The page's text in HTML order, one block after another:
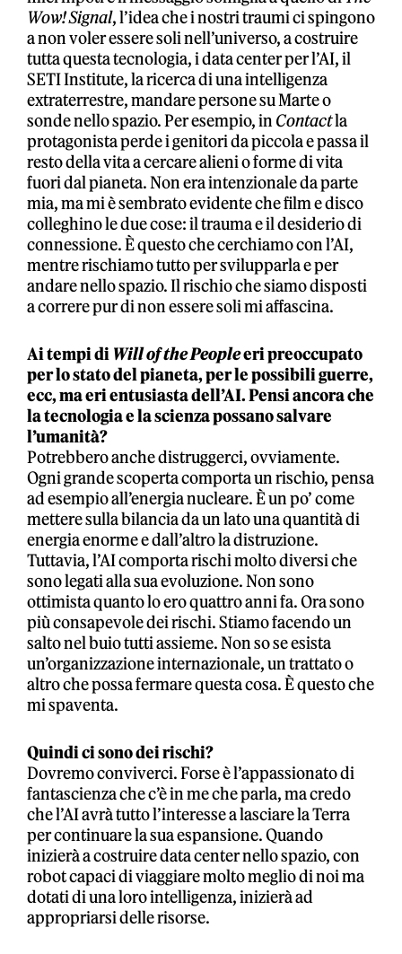
Wow! Signal, l’idea che i nostri traumi ci spingono
a non voler essere soli nell’universo, a costruire
tutta questa tecnologia, i data center per l’AI, il
SETI Institute, la ricerca di una intelligenza
extraterrestre, mandare persone su Marte o
sonde nello spazio. Per esempio, in Contactla
protagonista perde i genitori da piccola e passa il
resto della vita a cercare alieni o forme di vita
fuori dal pianeta. Non era intenzionale da parte
mia, ma mi è sembrato evidente che film e disco
colleghino le due cose: il trauma e il desiderio di
connessione. È questo che cerchiamo con l’AI,
mentre rischiamo tutto per svilupparla e per
andare nello spazio. Il rischio che siamo disposti
a correre pur di non essere soli mi affascina.
Ai tempi di Will of the Peopleeri preoccupato
per lo stato del pianeta, per le possibili guerre,
ecc, ma eri entusiasta dell’AI. Pensi ancora che
la tecnologia e la scienza possano salvare
l’umanità?
Potrebbero anche distruggerci, ovviamente.
Ogni grande scoperta comporta un rischio, pensa
ad esempio all’energia nucleare. È un po’ come
mettere sulla bilancia da un lato una quantità di
energia enorme e dall’altro la distruzione.
Tuttavia, l’AI comporta rischi molto diversi che
sono legati alla sua evoluzione. Non sono
ottimista quanto lo ero quattro anni fa. Ora sono
più consapevole dei rischi. Stiamo facendo un
salto nel buio tutti assieme. Non so se esista
un’organizzazione internazionale, un trattato o
altro che possa fermare questa cosa. È questo che
mi spaventa.
Quindi ci sono dei rischi?
Dovremo conviverci. Forse è l’appassionato di
fantascienza che c’è in me che parla, ma credo
che l’AI avrà tutto l’interesse a lasciare la Terra
per continuare la sua espansione. Quando
inizierà a costruire data center nello spazio, con
robot capaci di viaggiare molto meglio di noi ma
dotati di una loro intelligenza, inizierà ad
appropriarsi delle risorse.